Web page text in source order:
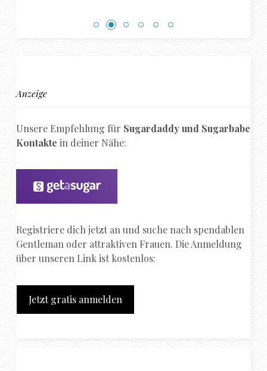
Anzeige
Unsere Empfehlung für Sugardaddy und Sugarbabe
Kontakte in deiner Nähe:
Registriere dich jetzt an und suche nach spendablen
Gentleman oder attraktiven Frauen. Die Anmeldung
über unseren Link ist kostenlos:
Jetzt gratis anmelden